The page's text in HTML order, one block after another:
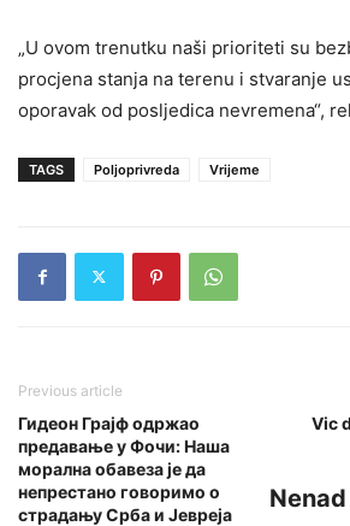
„U ovom trenutku naši prioriteti su
procjena stanja na terenu i stvaranje
oporavak od posljedica nevremena“,
TAGS Poljoprivreda Vrijeme
Previous article
Гидеон Грајф одржао
предавање у Фочи: Наша
морална обавеза је да
непрестано говоримо о
страдању Срба и Јевреја
Vic